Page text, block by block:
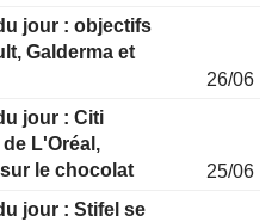
jour : objectifs
Galderma et
26/06
jour : Citi
L'Oréal,
le chocolat
25/06
jour : Stifel se